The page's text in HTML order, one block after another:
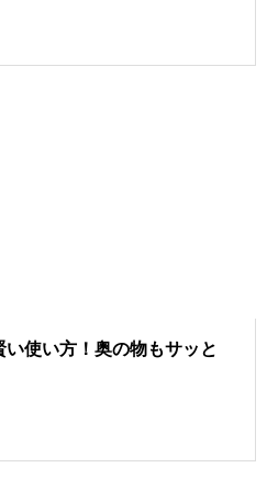
使い方！奥の物もサッと